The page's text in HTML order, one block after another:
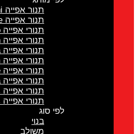
תנור אפייה Delonghi
תנור אפייה Miele
תנורי אפייה beko
תנורי אפייה Bosch
תנורי אפייה Constructa
תנורי אפייה Fujicom
תנורי אפייה gorenje
תנורי אפייה LaCasa
תנורי אפייה Peerless
תנורי אפייה Siemens
לפי סוג
בנוי
משולב